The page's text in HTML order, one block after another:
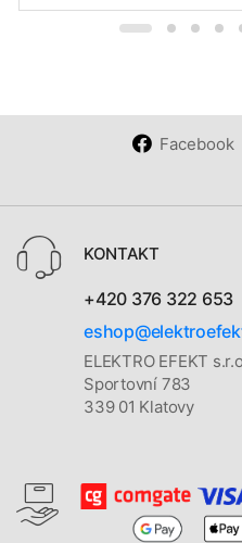
Facebook
KONTAKT
+420 376 322 653
ELEKTRO EFEKT
Sportovní 783
339 01 Klatovy